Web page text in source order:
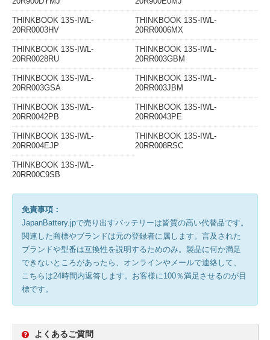
THINKBOOK 13S-IWL-
20RR0003HV
THINKBOOK 13S-IWL-
20RR0006MX
THINKBOOK 13S-IWL-
20RR0028RU
THINKBOOK 13S-IWL-
20RR003GBM
THINKBOOK 13S-IWL-
20RR003GSA
THINKBOOK 13S-IWL-
20RR003JBM
THINKBOOK 13S-IWL-
20RR0042PB
THINKBOOK 13S-IWL-
20RR0043PE
THINKBOOK 13S-IWL-
20RR004EJP
THINKBOOK 13S-IWL-
20RR008RSC
THINKBOOK 13S-IWL-
20RR00C9SB
免責事項：
JapanBattery.jpで売り出すバッテリーは皆質の高い代替品です。
関連した商標やブランドは元の登録者に属します。言及された
ブランドや型番は互換性を説明するためのみ。製品に何か満足
できないところがあったら、オンラインやメールで連絡して、
こちらは24時間内返答します。お客様に100％満足させるのが目
標です。
よくあるご質問